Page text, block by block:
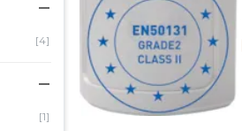
[4]
[1]